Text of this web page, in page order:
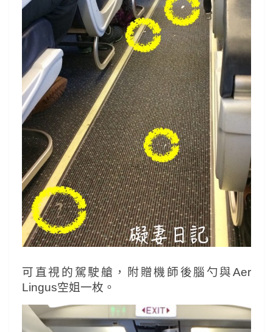
可直視的駕駛艙，附贈機師後腦勺與Aer
Lingus空姐一枚。